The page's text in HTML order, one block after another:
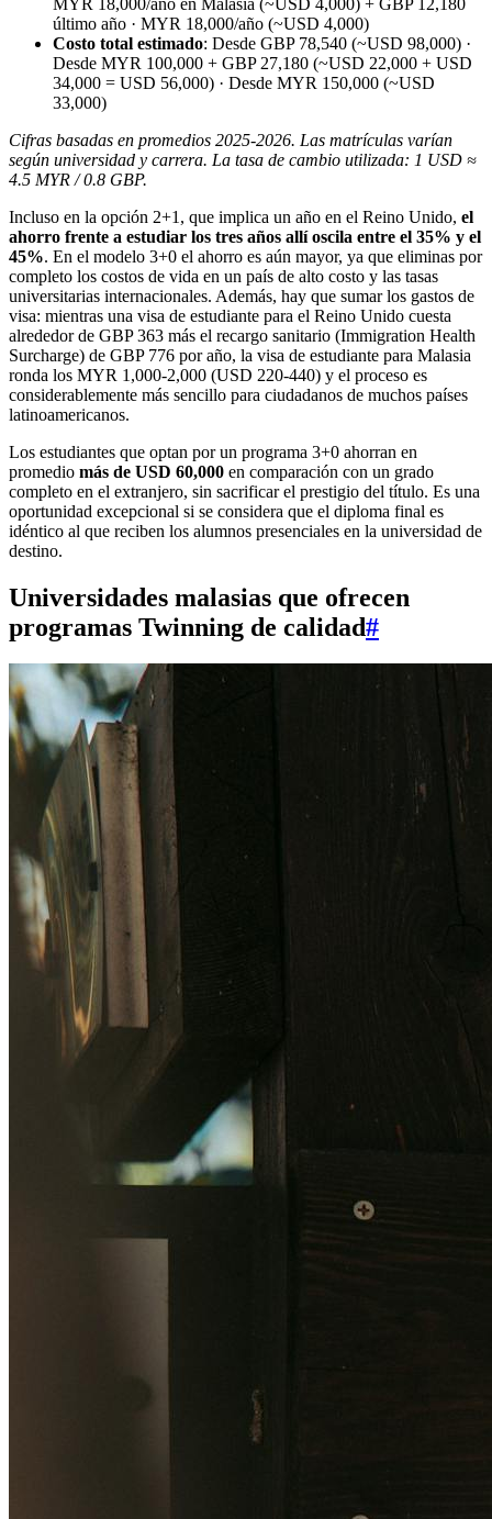
último año · MYR 18,000/año (~USD 4,000)
Costo total estimado: Desde GBP 78,540 (~USD 98,000) ·
Desde MYR 100,000 + GBP 27,180 (~USD 22,000 + USD
34,000 = USD 56,000) · Desde MYR 150,000 (~USD
33,000)
Cifras basadas en promedios 2025-2026. Las matrículas varían
según universidad y carrera. La tasa de cambio utilizada: 1 USD ≈
4.5 MYR / 0.8 GBP.
Incluso en la opción 2+1, que implica un año en el Reino Unido, el
ahorro frente a estudiar los tres años allí oscila entre el 35% y el
45%. En el modelo 3+0 el ahorro es aún mayor, ya que eliminas por
completo los costos de vida en un país de alto costo y las tasas
universitarias internacionales. Además, hay que sumar los gastos de
visa: mientras una visa de estudiante para el Reino Unido cuesta
alrededor de GBP 363 más el recargo sanitario (Immigration Health
Surcharge) de GBP 776 por año, la visa de estudiante para Malasia
ronda los MYR 1,000-2,000 (USD 220-440) y el proceso es
considerablemente más sencillo para ciudadanos de muchos países
latinoamericanos.
Los estudiantes que optan por un programa 3+0 ahorran en
promedio más de USD 60,000 en comparación con un grado
completo en el extranjero, sin sacrificar el prestigio del título. Es una
oportunidad excepcional si se considera que el diploma final es
idéntico al que reciben los alumnos presenciales en la universidad de
destino.
Universidades malasias que ofrecen
programas Twinning de calidad#